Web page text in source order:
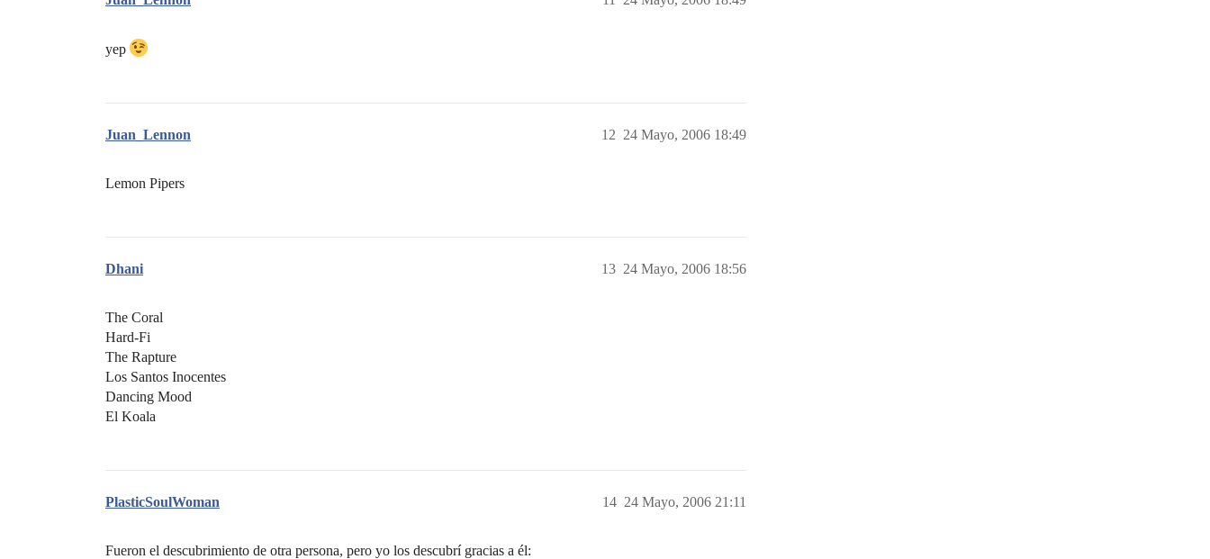
yep
Juan_Lennon 24 Mayo, 2006 18:49
12
Lemon Pipers
Dhani 24 Mayo, 2006 18:56
13
The Coral
Hard-Fi
The Rapture
Los Santos Inocentes
Dancing Mood
El Koala
PlasticSoulWoman 24 Mayo, 2006 21:11
14
Fueron el descubrimiento de otra persona, pero yo los descubrí gracias a él: